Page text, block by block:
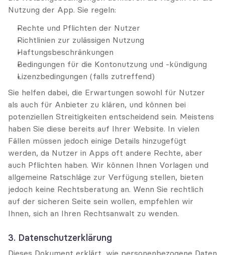
Nutzung der App. Sie regeln:
Rechte und Pflichten der Nutzer
Richtlinien zur zulässigen Nutzung
Haftungsbeschränkungen
Bedingungen für die Kontonutzung und -kündigung
Lizenzbedingungen (falls zutreffend)
Sie helfen dabei, die Erwartungen sowohl für Nutzer
als auch für Anbieter zu klären, und können bei
potenziellen Streitigkeiten entscheidend sein. Meistens
haben Sie diese bereits auf Ihrer Website. In vielen
Fällen müssen jedoch einige Details hinzugefügt
werden, da Nutzer in Apps oft andere Rechte, aber
auch Pflichten haben. Wir können Ihnen Vorlagen und
allgemeine Ratschläge zur Verfügung stellen, bieten
jedoch keine Rechtsberatung an. Wenn Sie rechtlich
auf der sicheren Seite sein wollen, empfehlen wir
Ihnen, sich an Ihren Rechtsanwalt zu wenden.
3. Datenschutzerklärung
Dieses Dokument erklärt, wie personenbezogene Daten